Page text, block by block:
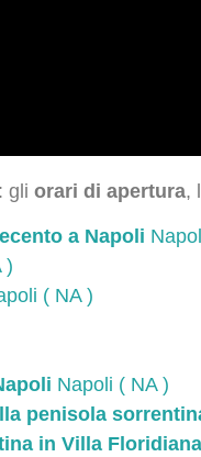
gli orari di apertura,
a Napoli
)
( NA )
Napoli ( NA )
penisola
in Villa Floridiana